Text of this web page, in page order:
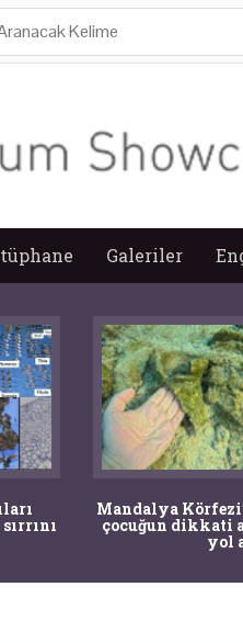
Galeriler
Mandalya
çocuğun dikkati
yol